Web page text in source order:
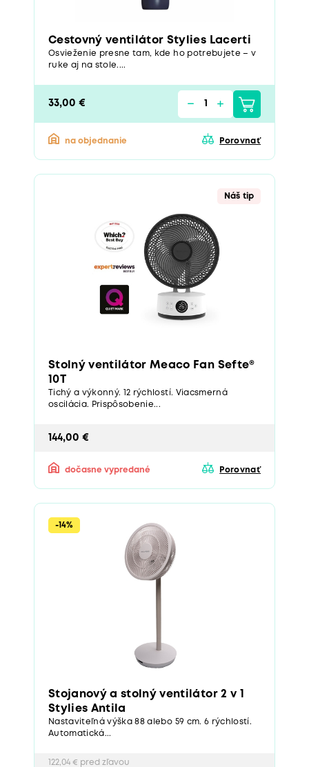
Cestovný ventilátor Stylies Lacerti
Osvieženie presne tam, kde ho potrebujete – v
ruke aj na stole....
33,00 €
na objednanie Porovnať
Náš tip
Stolný ventilátor Meaco Fan Sefte®
10T
Tichý a výkonný. 12 rýchlostí. Viacsmerná
oscilácia. Prispôsobenie...
144,00 €
dočasne vypredané Porovnať
-14%
Stojanový a stolný ventilátor 2 v 1
Stylies Antila
Nastaviteľná výška 88 alebo 59 cm. 6 rýchlostí.
Automatická...
122,04 € pred zľavou